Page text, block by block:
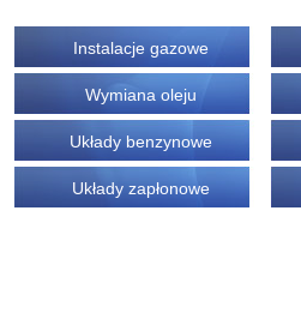
Instalacje gazowe
Wymiana oleju
Układy benzynowe
Układy zapłonowe